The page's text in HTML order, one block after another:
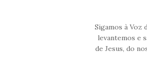
Sigamos à Voz
levantemos e
de Jesus, do